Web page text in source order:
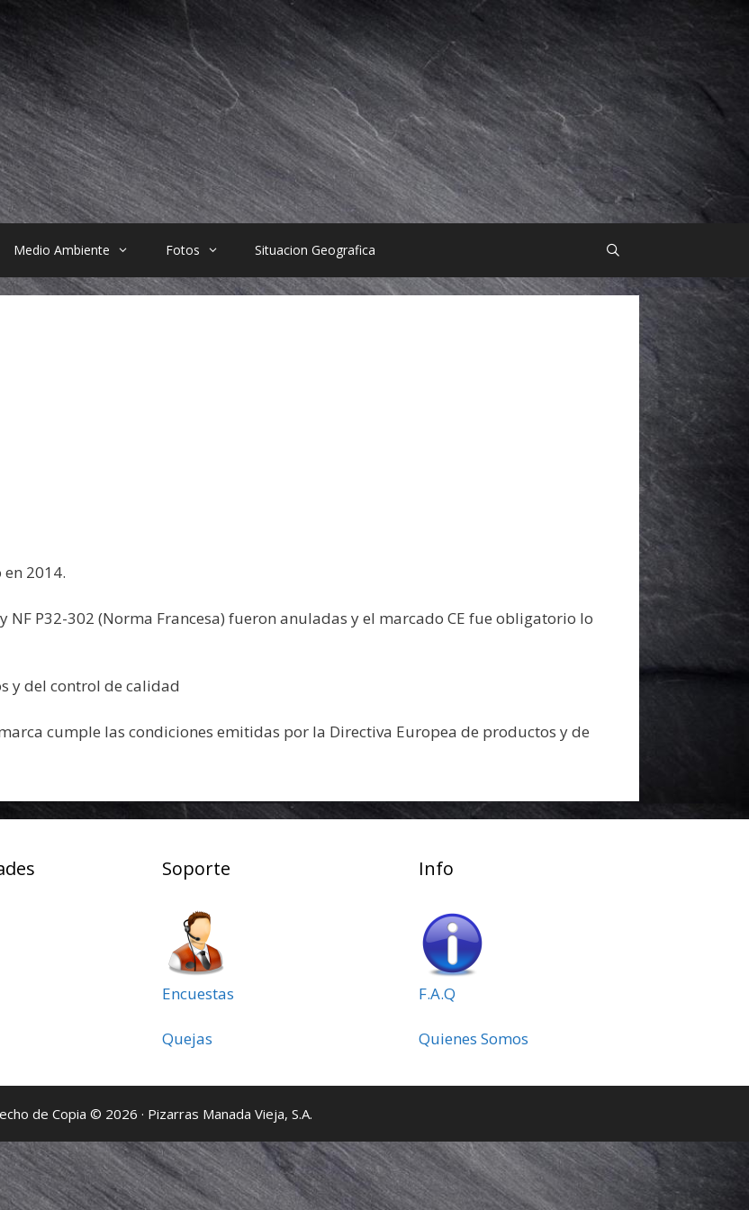
Medio Ambiente Fotos Situacion Geografica
2014.
NF P32-302 (Norma Francesa) fueron anuladas y el marcado CE fue obligatorio lo
y del control de calidad
cumple las condiciones emitidas por la Directiva Europea de productos y de
Soporte
Encuestas
Quejas
Info
F.A.Q
Quienes Somos
de Copia © 2026 · Pizarras Manada Vieja, S.A.